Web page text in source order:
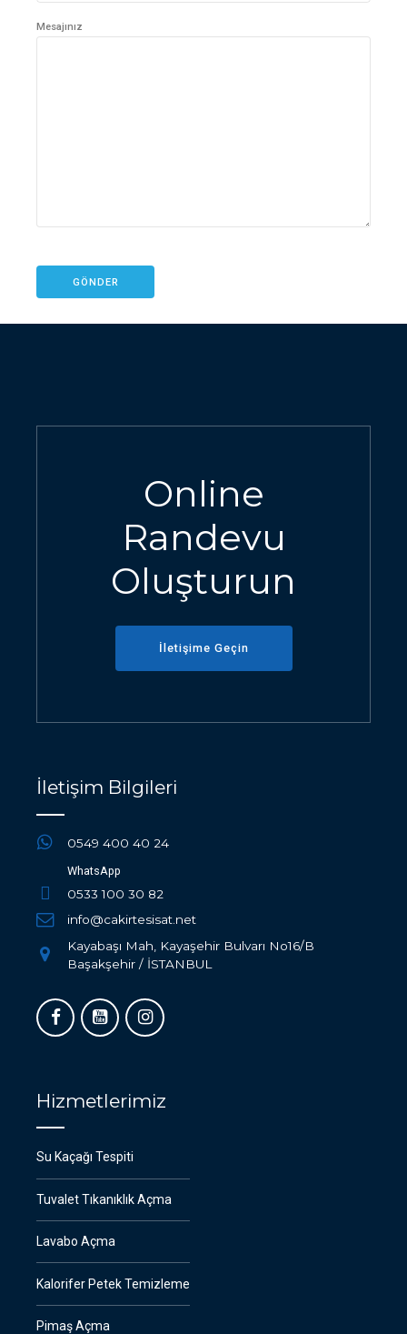
Mesajınız
Online
Randevu
Oluşturun
İletişime Geçin
İletişim Bilgileri
0549 400 40 24
WhatsApp
0533 100 30 82
info@cakirtesisat.net
Kayabaşı Mah, Kayaşehir Bulvarı No16/B
Başakşehir / İSTANBUL
Hizmetlerimiz
Su Kaçağı Tespiti
Tuvalet Tıkanıklık Açma
Lavabo Açma
Kalorifer Petek Temizleme
Pimaş Açma